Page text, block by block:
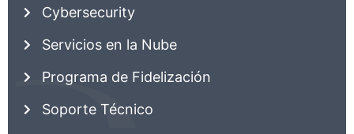
Cybersecurity
Servicios en la Nube
Programa de Fidelización
Soporte Técnico